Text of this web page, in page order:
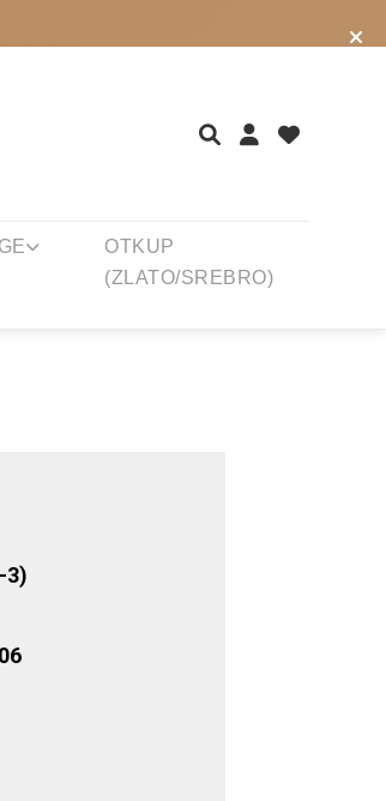
OTKUP
(ZLATO/SREBRO)
3)